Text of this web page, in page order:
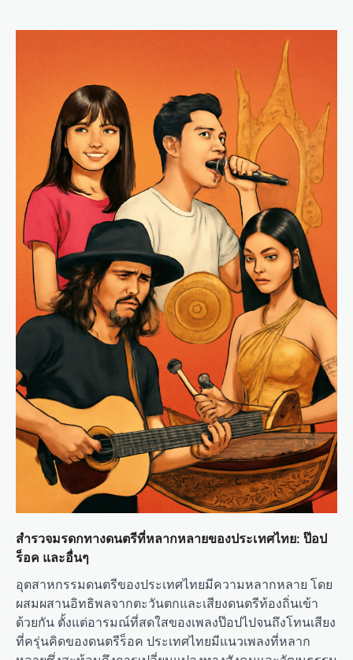
สำรวจมรดกทางดนตรีที่หลากหลายของประเทศไทย: ป๊อป
ร็อค และอื่นๆ
อุตสาหกรรมดนตรีของประเทศไทยมีความหลากหลาย โดย
ผสมผสานอิทธิพลจากตะวันตกและเสียงดนตรีท้องถิ่นเข้า
ด้วยกัน ตั้งแต่อารมณ์ที่สดใสของเพลงป๊อปไปจนถึงโทนเสียง
ที่ครุ่นคิดของดนตรีร็อค ประเทศไทยมีแนวเพลงที่หลาก